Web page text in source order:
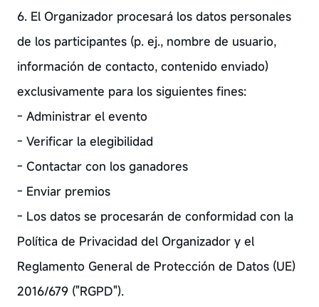
6. El Organizador procesará los datos personales
de los participantes (p. ej., nombre de usuario,
información de contacto, contenido enviado)
exclusivamente para los siguientes fines:
- Administrar el evento
- Verificar la elegibilidad
- Contactar con los ganadores
- Enviar premios
- Los datos se procesarán de conformidad con la
Política de Privacidad del Organizador y el
Reglamento General de Protección de Datos (UE)
2016/679 ("RGPD").